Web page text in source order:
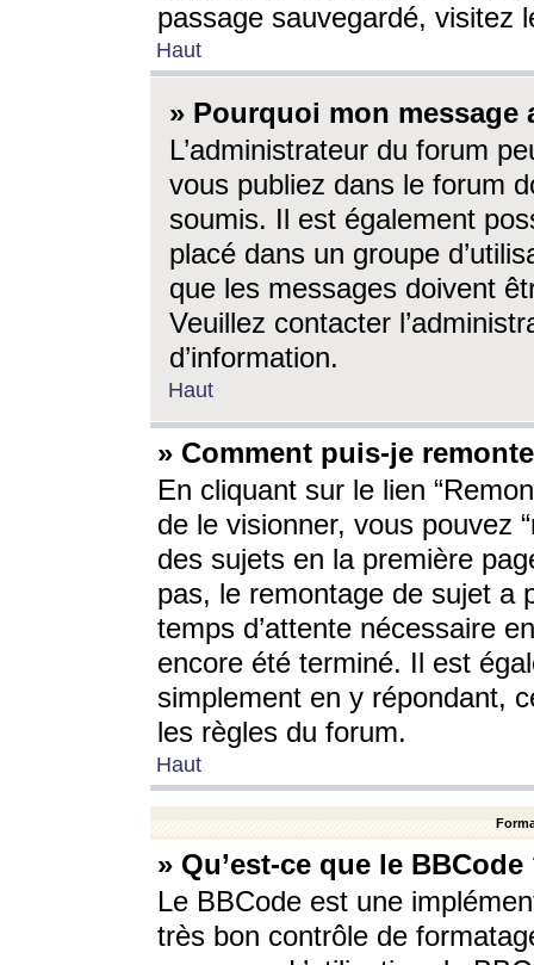
passage sauvegardé, visitez
Haut
» Pourquoi mon message
L’administrateur du forum
vous publiez dans le forum
soumis. Il est également
placé dans un groupe
que les messages doivent
Veuillez contacter
d’information.
Haut
» Comment puis-je
En cliquant sur le lien
de le visionner, vous pouvez
des sujets en la première
pas, le remontage de sujet a
temps d’attente nécessaire
encore été terminé. Il est
simplement en y répondant,
les règles du forum.
Haut
» Qu’est-ce que le BBCode
Le BBCode est une
très bon contrôle de